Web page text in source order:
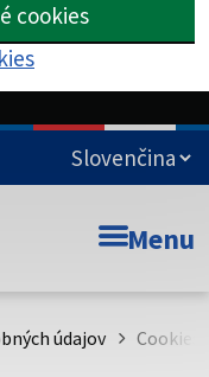
cookies
Menu
údajov Cookies